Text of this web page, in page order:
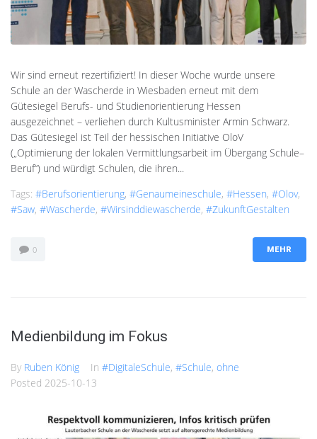
Wir sind erneut rezertifiziert! In dieser Woche wurde unsere
Schule an der Wascherde in Wiesbaden erneut mit dem
Gütesiegel Berufs- und Studienorientierung Hessen
ausgezeichnet – verliehen durch Kultusminister Armin Schwarz.
Das Gütesiegel ist Teil der hessischen Initiative OloV
(„Optimierung der lokalen Vermittlungsarbeit im Übergang Schule–
Beruf“) und würdigt Schulen, die ihren...
Tags: #Berufsorientierung, #genaumeineschule, #Hessen, #olov,
#saw, #Wascherde, #wirsinddiewascherde, #ZukunftGestalten
0 MEHR
Medienbildung im Fokus
By Ruben König In #DigitaleSchule, #Schule, ohne
Posted 2025-10-13